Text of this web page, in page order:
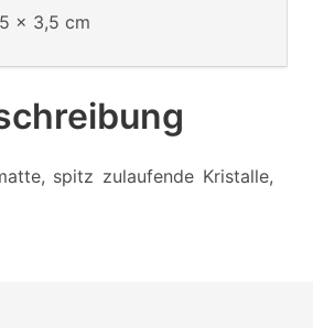
x 3,5 cm
spitz zulaufende Kristalle,